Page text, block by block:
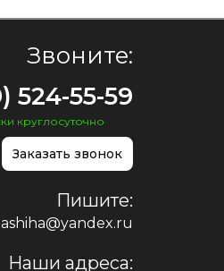
Звоните:
524-55-59
круглосуточно
Заказать звонок
Пишите:
Наши адреса: